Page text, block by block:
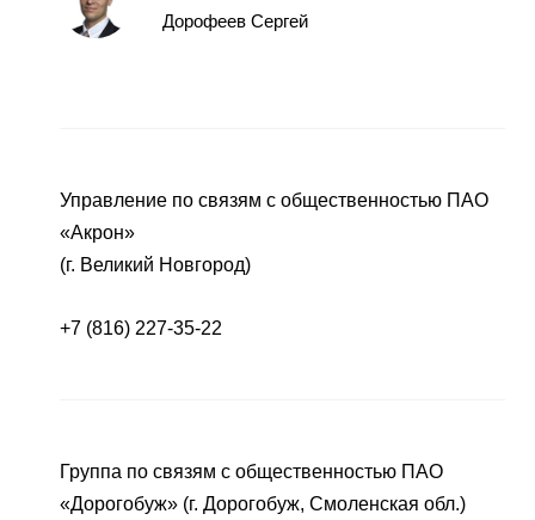
Дорофеев Сергей
Управление по связям с общественностью ПАО
«Акрон»
(г. Великий Новгород)
+7 (816) 227-35-22
Группа по связям с общественностью ПАО
«Дорогобуж» (г. Дорогобуж, Смоленская обл.)